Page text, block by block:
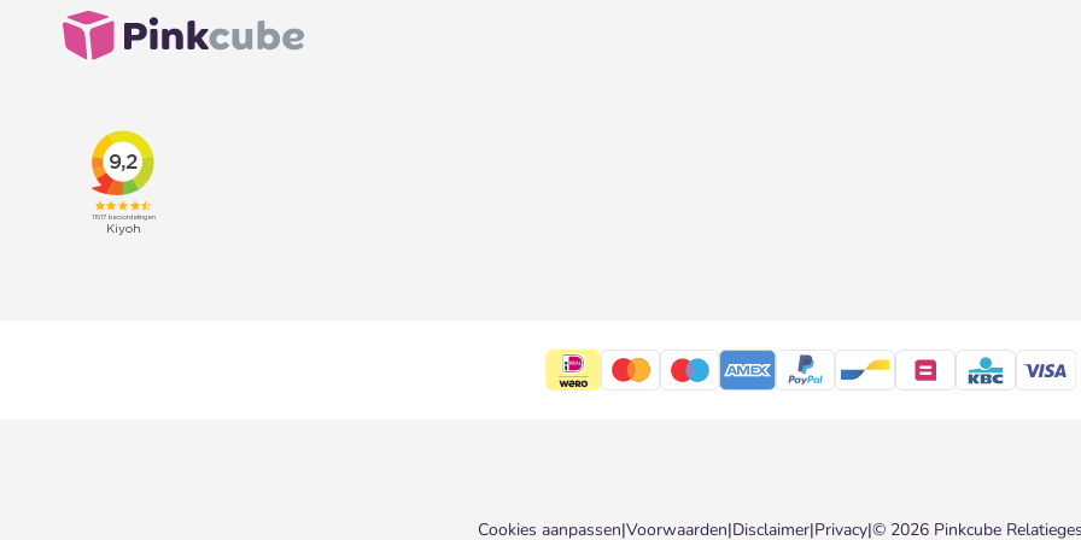
Cookies aanpassen|Voorwaarden|Disclaimer|Privacy|© 2026 Pinkcube